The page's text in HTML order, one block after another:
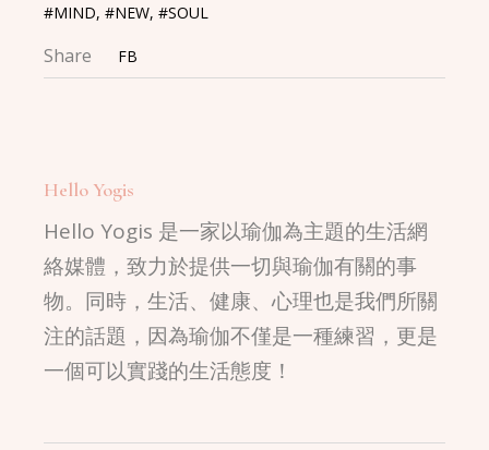
#MIND,#NEW,#SOUL
Share FB
Hello Yogis
Hello Yogis 是一家以瑜伽為主題的生活網
絡媒體，致力於提供一切與瑜伽有關的事
物。同時，生活、健康、心理也是我們所關
注的話題，因為瑜伽不僅是一種練習，更是
一個可以實踐的生活態度！